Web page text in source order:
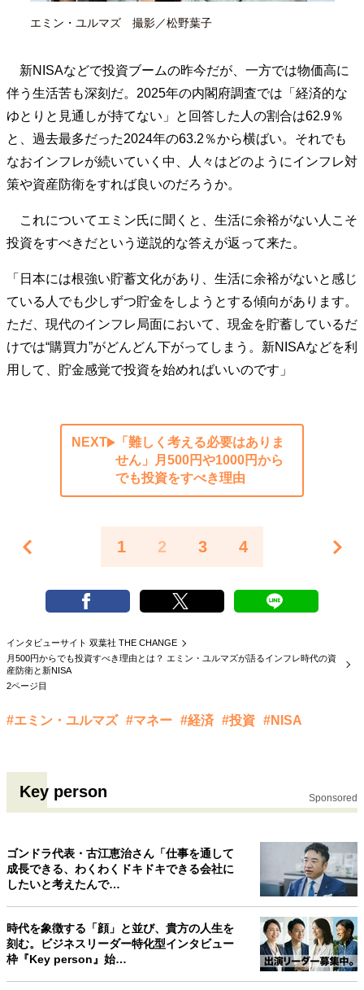
エミン・ユルマズ 撮影／松野葉子
新NISAなどで投資ブームの昨今だが、一方では物価高に
伴う生活苦も深刻だ。2025年の内閣府調査では「経済的な
ゆとりと見通しが持てない」と回答した人の割合は62.9％
と、過去最多だった2024年の63.2％から横ばい。それでも
なおインフレが続いていく中、人々はどのようにインフレ対
策や資産防衛をすれば良いのだろうか。
これについてエミン氏に聞くと、生活に余裕がない人こそ
投資をすべきだという逆説的な答えが返って来た。
「日本には根強い貯蓄文化があり、生活に余裕がないと感じ
ている人でも少しずつ貯金をしようとする傾向があります。
ただ、現代のインフレ局面において、現金を貯蓄しているだ
けでは“購買力”がどんどん下がってしまう。新NISAなどを利
用して、貯金感覚で投資を始めればいいのです」
NEXT
「難しく考える必要はありま
せん」月500円や1000円から
でも投資をすべき理由
1 2 3 4
インタビューサイト 双葉社 THE CHANGE
月500円からでも投資すべき理由とは？ エミン・ユルマズが語るインフレ時代の資
産防衛と新NISA
2ページ目
#エミン・ユルマズ #マネー #経済 #投資 #NISA
Key person Sponsored
ゴンドラ代表・古江恵治さん「仕事を通して
成長できる、わくわくドキドキできる会社に
したいと考えたんで…
時代を象徴する「顔」と並び、貴方の人生を
刻む。ビジネスリーダー特化型インタビュー
枠『Key person』始…